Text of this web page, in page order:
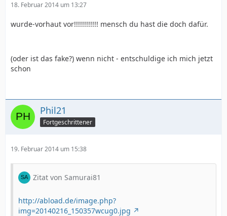
18. Februar 2014 um 13:27
wurde-vorhaut vor!!!!!!!!!!!! mensch du hast die doch dafür.
(oder ist das fake?) wenn nicht - entschuldige ich mich jetzt
schon
Phil21
Fortgeschrittener
19. Februar 2014 um 15:38
Zitat von Samurai81
http://abload.de/image.php?
img=20140216_150357wcug0.jpg